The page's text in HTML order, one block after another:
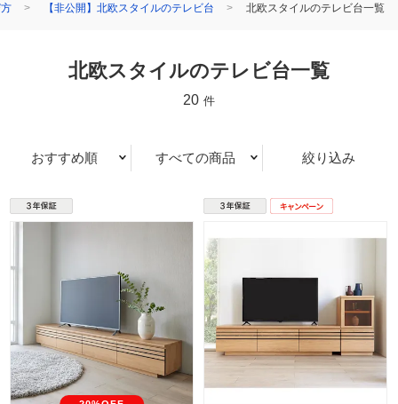
【非公開】北欧スタイルのテレビ台 北欧スタイルのテレビ台一覧
北欧スタイルのテレビ台一覧
20 件
おすすめ順 すべての商品 絞り込み